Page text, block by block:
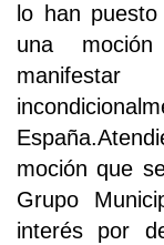
lo han
una
moción que
Grupo
interés por